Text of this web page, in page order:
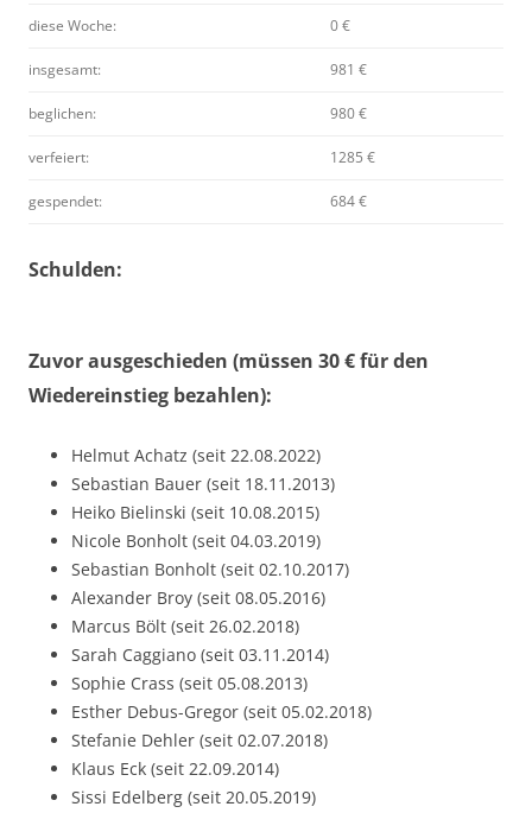
diese Woche: 0 €
insgesamt: 981 €
beglichen: 980 €
verfeiert: 1285 €
gespendet: 684 €
Schulden:
Zuvor ausgeschieden (müssen 30 € für den
Wiedereinstieg bezahlen):
Helmut Achatz (seit 22.08.2022)
Sebastian Bauer (seit 18.11.2013)
Heiko Bielinski (seit 10.08.2015)
Nicole Bonholt (seit 04.03.2019)
Sebastian Bonholt (seit 02.10.2017)
Alexander Broy (seit 08.05.2016)
Marcus Bölt (seit 26.02.2018)
Sarah Caggiano (seit 03.11.2014)
Sophie Crass (seit 05.08.2013)
Esther Debus-Gregor (seit 05.02.2018)
Stefanie Dehler (seit 02.07.2018)
Klaus Eck (seit 22.09.2014)
Sissi Edelberg (seit 20.05.2019)